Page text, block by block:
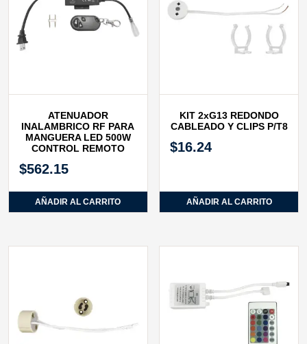
ATENUADOR
INALAMBRICO RF PARA
MANGUERA LED 500W
CONTROL REMOTO
$562.15
AÑADIR AL CARRITO
KIT 2xG13 REDONDO
CABLEADO Y CLIPS P/T8
$16.24
AÑADIR AL CARRITO